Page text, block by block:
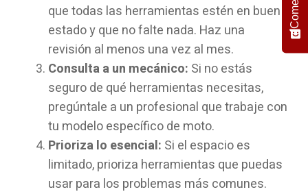
que todas las herramientas estén en buen
estado y que no falte nada. Haz una
revisión al menos una vez al mes.
Consulta a un mecánico: Si no estás
seguro de qué herramientas necesitas,
pregúntale a un profesional que trabaje con
tu modelo específico de moto.
Prioriza lo esencial: Si el espacio es
limitado, prioriza herramientas que puedas
usar para los problemas más comunes.